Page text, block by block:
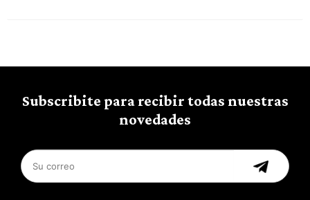
Subscribite para recibir todas nuestras
novedades